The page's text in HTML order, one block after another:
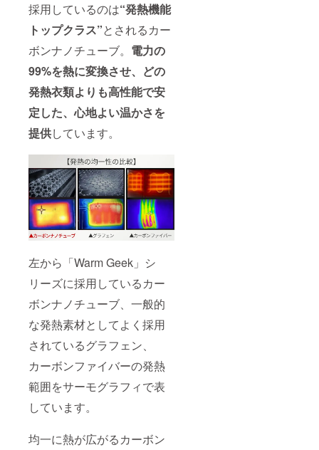
採用しているのは“発熱機能
トップクラス”とされるカー
ボンナノチューブ。 電力の
99%を熱に変換させ、どの
発熱衣類よりも高性能で安
定した、心地よい温かさを
提供しています。
左から「Warm Geek」シ
リーズに採用しているカー
ボンナノチューブ、一般的
な発熱素材としてよく採用
されているグラフェン、
カーボンファイバーの発熱
範囲をサーモグラフィで表
しています。
均一に熱が広がるカーボン